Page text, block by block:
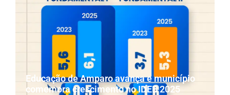
Educação de Amparo avança e município
comemora crescimento no IDEB 2025